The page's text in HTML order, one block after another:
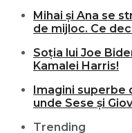
Mihai și Ana se
de mijloc. Ce
Soția lui Joe
Kamalei Harris!
Imagini superbe
unde Sese și
Trending